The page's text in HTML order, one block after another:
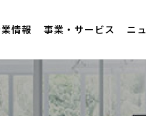
情報 事業・サービス ニ